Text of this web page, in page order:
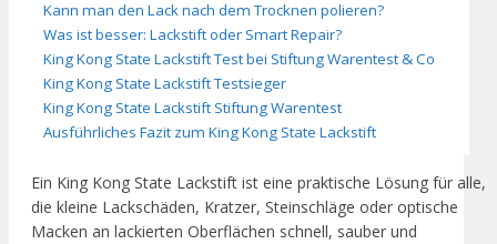
Kann man den Lack nach dem Trocknen polieren?
Was ist besser: Lackstift oder Smart Repair?
King Kong State Lackstift Test bei Stiftung Warentest & Co
King Kong State Lackstift Testsieger
King Kong State Lackstift Stiftung Warentest
Ausführliches Fazit zum King Kong State Lackstift
Ein King Kong State Lackstift ist eine praktische Lösung für alle,
die kleine Lackschäden, Kratzer, Steinschläge oder optische
Macken an lackierten Oberflächen schnell, sauber und